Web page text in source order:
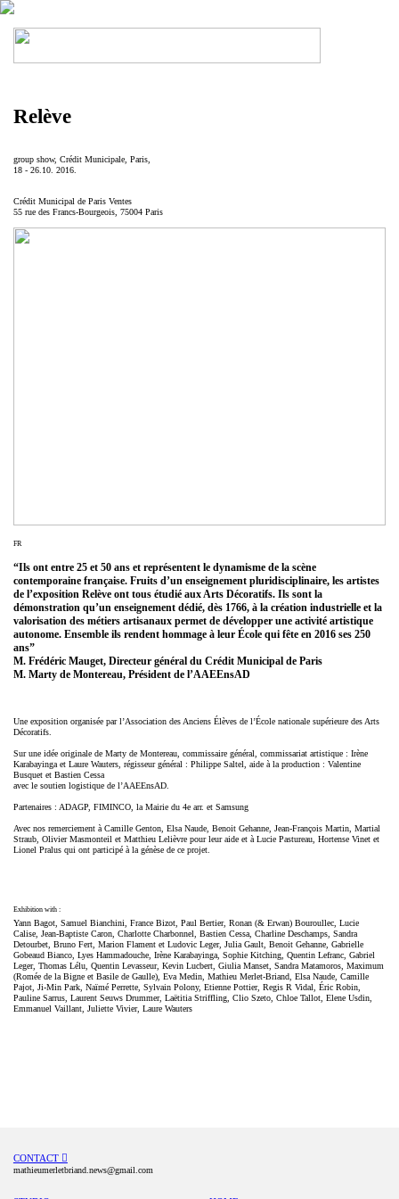
Relève
group show, Crédit Municipale, Paris,
18 - 26.10. 2016.
Crédit Municipal de Paris Ventes
55 rue des Francs-Bourgeois, 75004 Paris
FR
“Ils ont entre 25 et 50 ans et représentent le dynamisme de la scène
contemporaine française. Fruits d’un enseignement pluridisciplinaire, les artistes
de l’exposition Relève ont tous étudié aux Arts Décoratifs. Ils sont la
démonstration qu’un enseignement dédié, dès 1766, à la création industrielle et la
valorisation des métiers artisanaux permet de développer une activité artistique
autonome. Ensemble ils rendent hommage à leur École qui fête en 2016 ses 250
ans”
M. Frédéric Mauget, Directeur général du Crédit Municipal de Paris
M. Marty de Montereau, Président de l’AAEEnsAD
Une exposition organisée par l’Association des Anciens Élèves de l’École nationale supérieure des Arts
Décoratifs.
Sur une idée originale de Marty de Montereau, commissaire général, commissariat artistique : Irène
Karabayinga et Laure Wauters, régisseur général : Philippe Saltel, aide à la production : Valentine
Busquet et Bastien Cessa
avec le soutien logistique de l’AAEEnsAD.
Partenaires : ADAGP, FIMINCO, la Mairie du 4e arr. et Samsung
Avec nos remerciement à Camille Genton, Elsa Naude, Benoit Gehanne, Jean-François Martin, Martial
Straub, Olivier Masmonteil et Matthieu Lelièvre pour leur aide et à Lucie Pastureau, Hortense Vinet et
Lionel Pralus qui ont participé à la génèse de ce projet.
Exhibition with :
Yann Bagot, Samuel Bianchini, France Bizot, Paul Bertier, Ronan (& Erwan) Bouroullec, Lucie
Calise, Jean-Baptiste Caron, Charlotte Charbonnel, Bastien Cessa, Charline Deschamps, Sandra
Detourbet, Bruno Fert, Marion Flament et Ludovic Leger, Julia Gault, Benoit Gehanne, Gabrielle
Gobeaud Bianco, Lyes Hammadouche, Irène Karabayinga, Sophie Kitching, Quentin Lefranc, Gabriel
Leger, Thomas Lélu, Quentin Levasseur, Kevin Lucbert, Giulia Manset, Sandra Matamoros, Maximum
(Romée de la Bigne et Basile de Gaulle), Eva Medin, Mathieu Merlet-Briand, Elsa Naude, Camille
Pajot, Ji-Min Park, Naïmé Perrette, Sylvain Polony, Etienne Pottier, Regis R Vidal, Éric Robin,
Pauline Sarrus, Laurent Seuws Drummer, Laëtitia Striffling, Clio Szeto, Chloe Tallot, Elene Usdin,
Emmanuel Vaillant, Juliette Vivier, Laure Wauters
CONTACT ︎
mathieumerletbriand.news@gmail.com